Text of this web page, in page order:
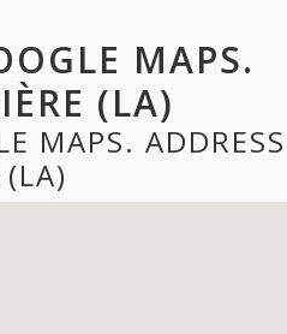
MAPS.
(LA)
MAPS. ADDRESS